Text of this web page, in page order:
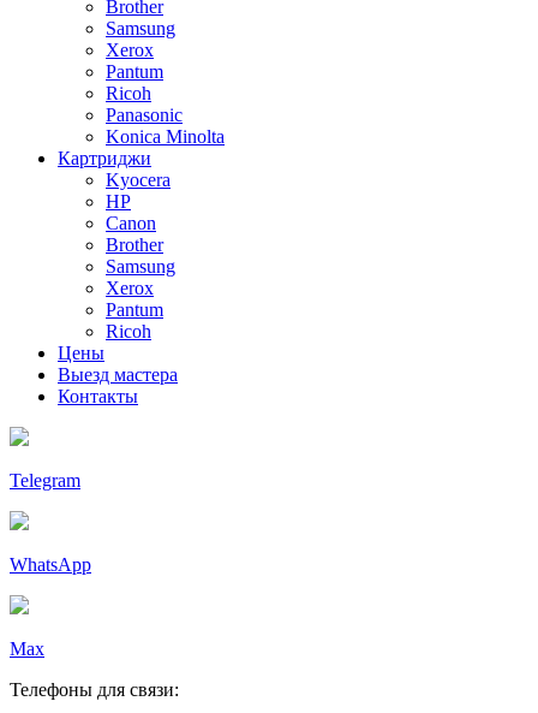
Brother
Samsung
Xerox
Pantum
Ricoh
Panasonic
Konica Minolta
Картриджи
Kyocera
HP
Canon
Brother
Samsung
Xerox
Pantum
Ricoh
Цены
Выезд мастера
Контакты
Telegram
WhatsApp
Max
Телефоны для связи: